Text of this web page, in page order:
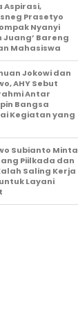
Aspirasi,
Prasetyo
Nyanyi
Juang’ Bareng
Mahasiswa
Jokowi dan
AHY Sebut
Antar
Bangsa
Kegiatan yang
Subianto Minta
Piilkada dan
Saling Kerja
Layani